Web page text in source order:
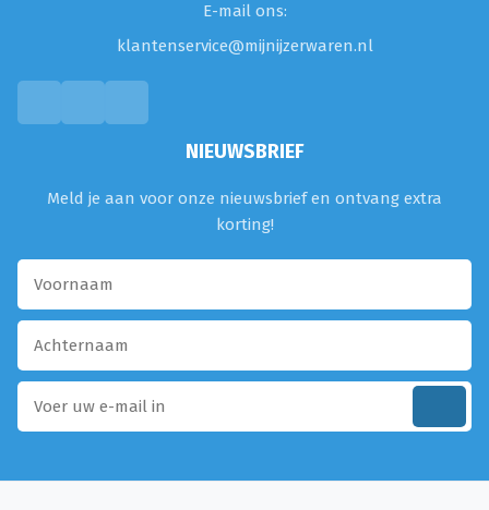
E-mail ons:
klantenservice@mijnijzerwaren.nl
NIEUWSBRIEF
Meld je aan voor onze nieuwsbrief en ontvang extra
korting!